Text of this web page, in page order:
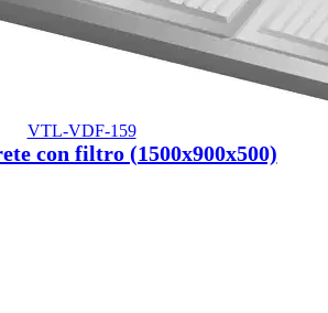
VTL-VDF-159
con filtro (1500x900x500)